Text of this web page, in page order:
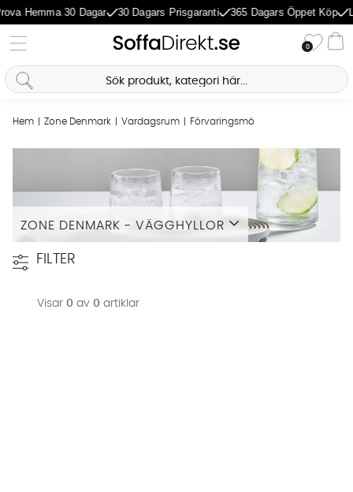
Hemma 30 Dagar 30 Dagars Prisgaranti 365 Dagars Öppet Köp
0
Hem Zone Denmark Vardagsrum Förvaringsmöbler
ZONE DENMARK - VÄGGHYLLOR
Läs mer
FILTER
Visar 0 av 0 artiklar
AI-assistent